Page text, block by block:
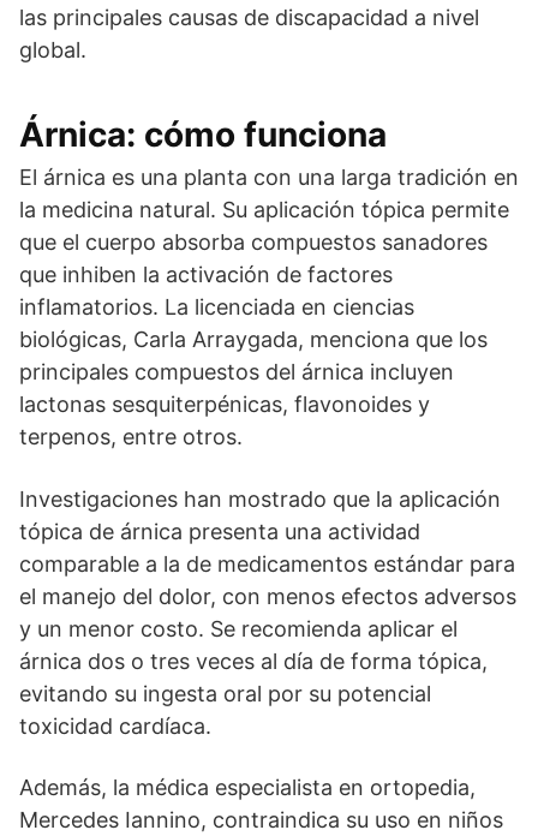
las principales causas de discapacidad a nivel
global.
Árnica: cómo funciona
El árnica es una planta con una larga tradición en
la medicina natural. Su aplicación tópica permite
que el cuerpo absorba compuestos sanadores
que inhiben la activación de factores
inflamatorios. La licenciada en ciencias
biológicas, Carla Arraygada, menciona que los
principales compuestos del árnica incluyen
lactonas sesquiterpénicas, flavonoides y
terpenos, entre otros.
Investigaciones han mostrado que la aplicación
tópica de árnica presenta una actividad
comparable a la de medicamentos estándar para
el manejo del dolor, con menos efectos adversos
y un menor costo. Se recomienda aplicar el
árnica dos o tres veces al día de forma tópica,
evitando su ingesta oral por su potencial
toxicidad cardíaca.
Además, la médica especialista en ortopedia,
Mercedes Iannino, contraindica su uso en niños